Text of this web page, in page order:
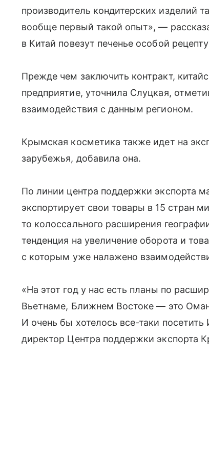
производитель кондитерских изделий
вообще первый такой опыт», —
в Китай повезут печенье особой
Прежде чем заключить контракт,
предприятие, уточнила Слуцкая,
взаимодействия с данным регионом.
Крымская косметика также идет на
зарубежья, добавила она.
По линии центра поддержки экспорта
экспортирует свои товары в 15 стран
то колоссального расширения
тенденция на увеличение оборота и
с которым уже налажено
«На этот год у нас есть планы по
Вьетнаме, Ближнем Востоке — это
И очень бы хотелось все-таки
директор Центра поддержки экспорта